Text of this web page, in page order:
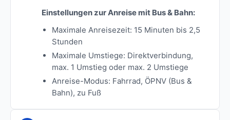
Einstellungen zur Anreise mit Bus & Bahn:
Maximale Anreisezeit: 15 Minuten bis 2,5
Stunden
Maximale Umstiege: Direktverbindung,
max. 1 Umstieg oder max. 2 Umstiege
Anreise-Modus: Fahrrad, ÖPNV (Bus &
Bahn), zu Fuß